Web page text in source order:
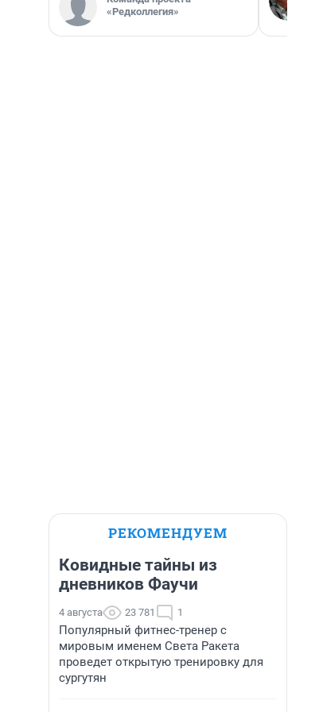
«Редколлегия»
РЕКОМЕНДУЕМ
Ковидные тайны из
дневников Фаучи
4 августа 23 781 1
Популярный фитнес-тренер с
мировым именем Света Ракета
проведет открытую тренировку для
сургутян